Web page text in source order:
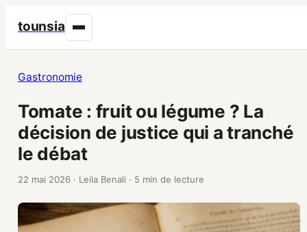
tounsia
Gastronomie
Tomate : fruit ou légume ? La
décision de justice qui a tranché
le débat
22 mai 2026 · Leila Benali · 5 min de lecture